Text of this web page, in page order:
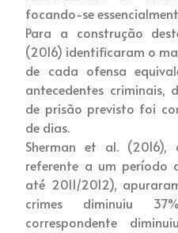
focando-se
Para a construção
(2016) identificaram o
de cada ofensa
antecedentes criminais,
de prisão previsto foi
de dias.
Sherman et al. (2016),
referente a um período
até 2011/2012),
crimes diminuiu
correspondente